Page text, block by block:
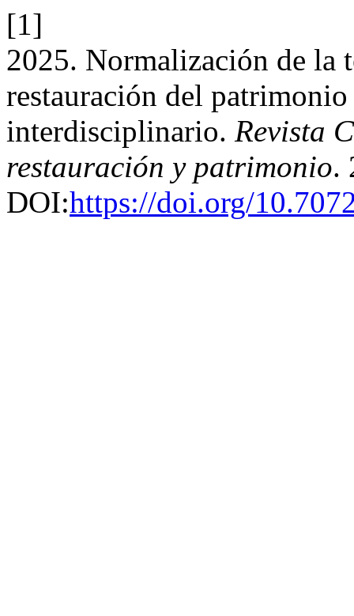
[1]
2025. Normalización de la
restauración del
interdisciplinario. Revista
restauración y patrimonio.
DOI:https://doi.org/